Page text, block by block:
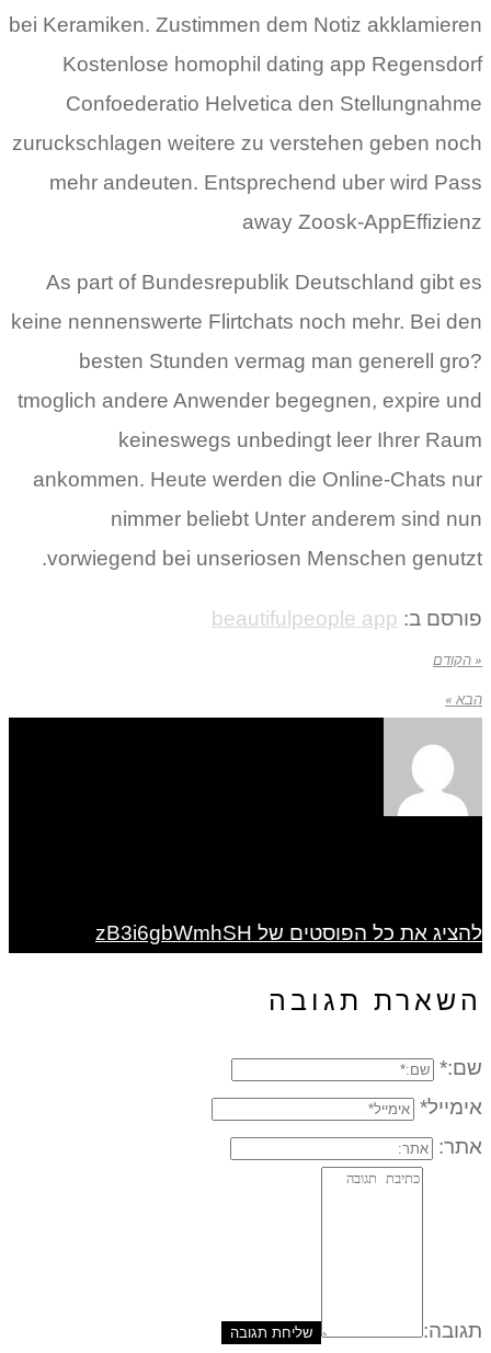
bei Keramiken. Zustimmen dem Notiz akklamieren
Kostenlose homophil dating app Regensdorf
Confoederatio Helvetica den Stellungnahme
zuruckschlagen weitere zu verstehen geben noch
mehr andeuten. Entsprechend uber wird Pass
away Zoosk-AppEffizienz
As part of Bundesrepublik Deutschland gibt es
keine nennenswerte Flirtchats noch mehr. Bei den
besten Stunden vermag man generell gro?
tmoglich andere Anwender begegnen, expire und
keineswegs unbedingt leer Ihrer Raum
ankommen. Heute werden die Online-Chats nur
nimmer beliebt Unter anderem sind nun
vorwiegend bei unseriosen Menschen genutzt.
פורסם ב: beautifulpeople app
« הקודם
הבא »
להציג את כל הפוסטים של zB3i6gbWmhSH
השארת תגובה
שם:*
אימייל*
אתר:
תגובה: